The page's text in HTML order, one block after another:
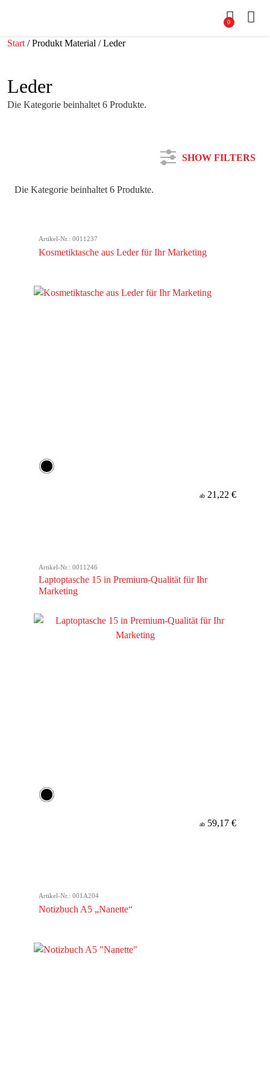
0
Start / Produkt Material / Leder
Leder
Die Kategorie beinhaltet 6 Produkte.
SHOW FILTERS
Farbe
Die Kategorie beinhaltet 6 Produkte.
Artikel-Nr.: 0011237
Kosmetiktasche aus Leder für Ihr Marketing
ab 21,22 €
Artikel-Nr.: 0011246
Laptoptasche 15 in Premium-Qualität für Ihr
Marketing
ab 59,17 €
Artikel-Nr.: 001A204
Notizbuch A5 „Nanette“